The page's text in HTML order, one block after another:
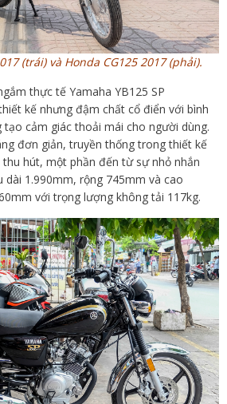
(trái) và Honda CG125 2017 (phải).
thực tế Yamaha YB125 SP
kế nhưng đậm chất cổ điển với bình
tạo cảm giác thoải mái cho người dùng.
đơn giản, truyền thống trong thiết kế
hút, một phần đến từ sự nhỏ nhắn
dài 1.990mm, rộng 745mm và cao
với trọng lượng không tải 117kg.